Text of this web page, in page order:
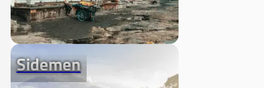
Sidemen